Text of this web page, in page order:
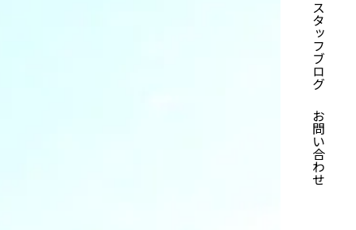
スタッフブログ
お問い合わせ